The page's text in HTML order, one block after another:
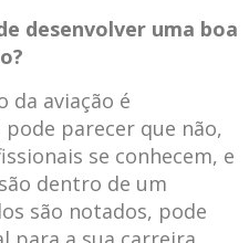
desenvolver uma boa
da aviação é
parecer que não,
se conhecem, e
dentro de um
são notados, pode